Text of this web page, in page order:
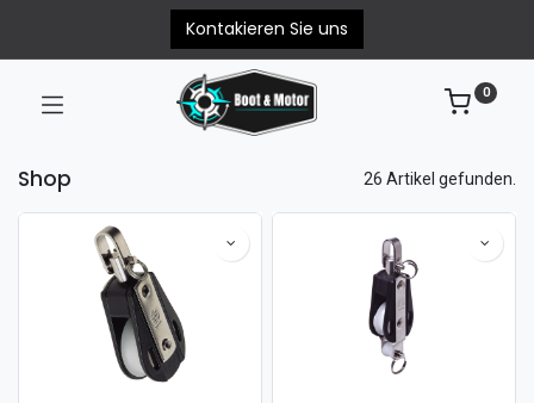
Kontakieren Sie uns
0
Shop 26 Artikel gefunden.